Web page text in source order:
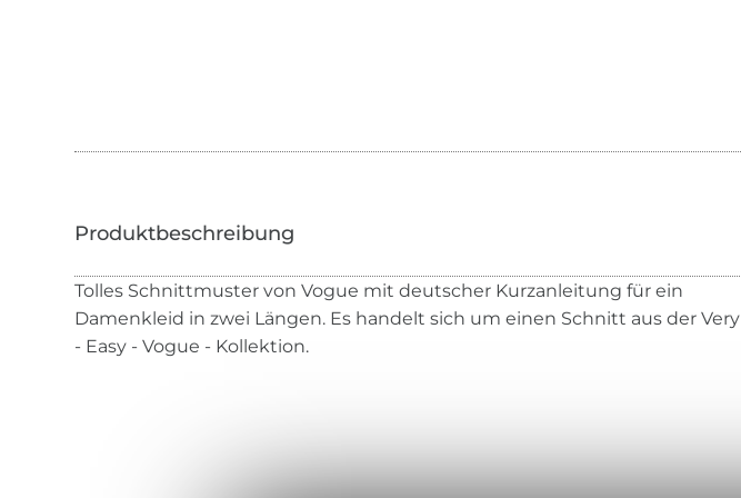
Tolles Schnittmuster von Vogue mit deutscher Kurzanleitung für ein
Damenkleid in zwei Längen. Es handelt sich um einen Schnitt aus der Very
- Easy - Vogue - Kollektion.